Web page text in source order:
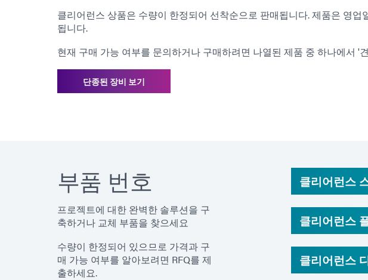
클리어런스 상품은 수량이 한정되어 선착순으로 판매됩니다. 제품은 영업
됩니다.
현재 구매 가능 여부를 문의하거나 구매하려면 나열된 제품 중 하나에서 '
단종된 장비 보기
부품 번호
프로젝트에 대한 완벽한 솔루션을 구
축하거나 교체 부품을 찾으세요
수량이 한정되어 있으므로 가격과 구
매 가능 여부를 알아보려면 RFQ를 제
출하세요.
클리어런스
클리어런스
클리어런스